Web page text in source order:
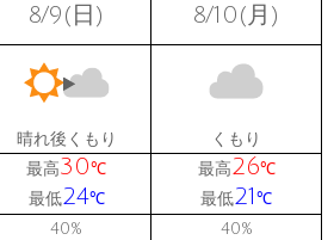
8/9(日) 8/10(月)
晴れ後くもり くもり
最高30℃
最低24℃
最高26℃
最低21 ℃
40% 40%